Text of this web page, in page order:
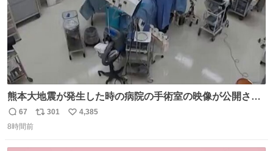
熊本大地震が発生した時の病院の手術室の映像が公開され
ていたがとにかく怖すぎる x.com/nhk_news/statu…
news.web.nhk/newsweb/na/na-… #熊本 #大地震 #手術室
返
信
67
リ
301
い
4,385
8時間前